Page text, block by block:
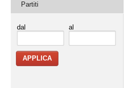
Partiti
dal al